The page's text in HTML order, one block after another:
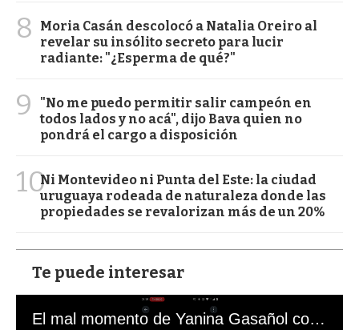
8
Moria Casán descolocó a Natalia Oreiro al
revelar su insólito secreto para lucir
radiante: "¿Esperma de qué?"
9
"No me puedo permitir salir campeón en
todos lados y no acá", dijo Bava quien no
pondrá el cargo a disposición
10Ni Montevideo ni Punta del Este: la ciudad
uruguaya rodeada de naturaleza donde las
propiedades se revalorizan más de un 20%
Te puede interesar
El mal momento de Yanina Gasañol con un hincha argentino en "Subrayado"